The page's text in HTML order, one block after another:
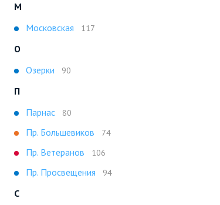
М
Московская
117
О
Озерки
90
П
Парнас
80
Пр. Большевиков 74
Пр. Ветеранов 106
Пр. Просвещения 94
С